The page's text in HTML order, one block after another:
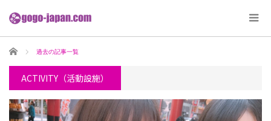
ホーム 過去の記事一覧
ACTIVITY（活動設施）